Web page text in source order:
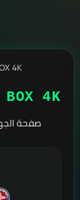
4K
BOX 4K
صفحة